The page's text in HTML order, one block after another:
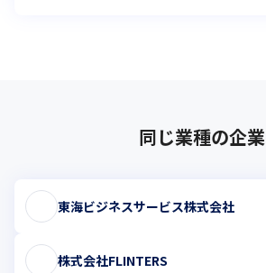
同じ業種の企業
東海ビジネスサービス株式会社
株式会社FLINTERS